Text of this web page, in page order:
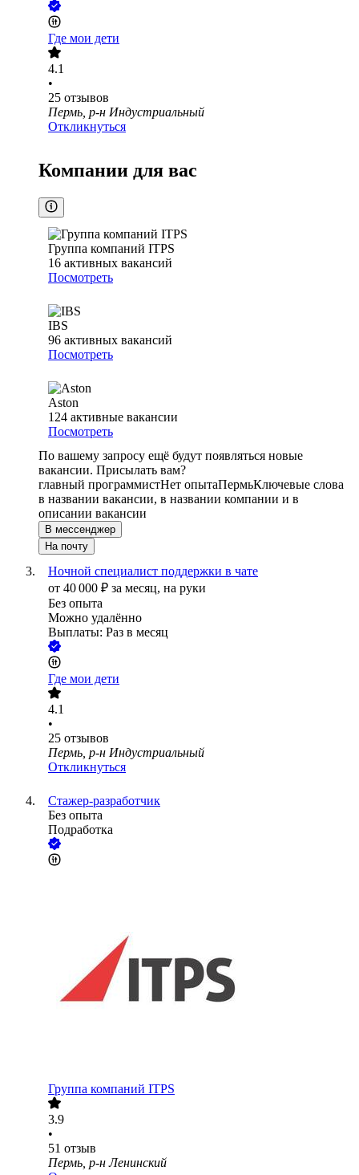
Где мои дети
4.1
•
25 отзывов
Пермь, р-н Индустриальный
Откликнуться
Компании для вас
Группа компаний ITPS
16 активных вакансий
Посмотреть
IBS
96 активных вакансий
Посмотреть
Aston
124 активные вакансии
Посмотреть
По вашему запросу ещё будут появляться новые
вакансии. Присылать вам?
главный программистНет опытаПермьКлючевые слова
в названии вакансии, в названии компании и в
описании вакансии
В мессенджер
На почту
Ночной специалист поддержки в чате
от 40 000 ₽ за месяц, на руки
Без опыта
Можно удалённо
Выплаты: Раз в месяц
Где мои дети
4.1
•
25 отзывов
Пермь, р-н Индустриальный
Откликнуться
Стажер-разработчик
Без опыта
Подработка
Группа компаний ITPS
3.9
•
51 отзыв
Пермь, р-н Ленинский